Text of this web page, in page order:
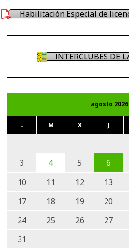
Habilitación Especial de
INTERCLUBES DE
agosto 2026
L M X J
3
4 5 6
10
11 12 13
17
18 19 20
24
25 26 27
31